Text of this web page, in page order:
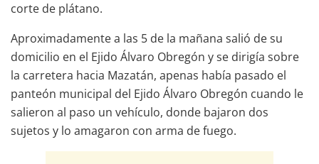
corte de plátano.
Aproximadamente a las 5 de la mañana salió de su
domicilio en el Ejido Álvaro Obregón y se dirigía sobre
la carretera hacia Mazatán, apenas había pasado el
panteón municipal del Ejido Álvaro Obregón cuando le
salieron al paso un vehículo, donde bajaron dos
sujetos y lo amagaron con arma de fuego.